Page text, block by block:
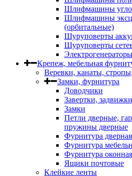
Шлифмашины
Шлифмашины
(орбитальные)
Шуруповерты
Шуруповерты
Электрогенераторы
Крепеж, мебельная
Веревки, канаты,
Замки, фурнитура
Доводчики
Завертки,
Замки
Петли дверные,
пружины дверные
Фурнитура дверная
Фурнитура
Фурнитура оконная
Ящики почтовые
Клейкие ленты